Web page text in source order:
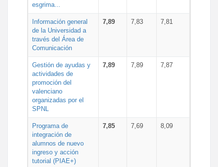
esgrima...
Información general
de la Universidad a
través del Área de
Comunicación
7,89 7,83 7,81
Gestión de ayudas y
actividades de
promoción del
valenciano
organizadas por el
SPNL
7,89 7,89 7,87
Programa de
integración de
alumnos de nuevo
ingreso y acción
tutorial (PIAE+)
7,85 7,69 8,09